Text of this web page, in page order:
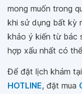
mong muốn trong
khi sử dụng bất kỳ
khảo ý kiến từ bác
hợp xấu nhất có
Để đặt lịch khám
HOTLINE, đặt mua